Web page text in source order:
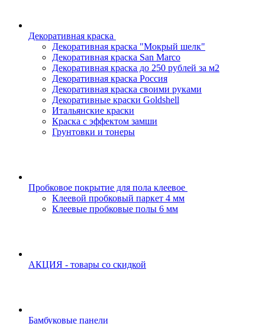
Декоративная краска
Декоративная краска "Мокрый шелк"
Декоративная краска San Marco
Декоративная краска до 250 рублей за м2
Декоративная краска Россия
Декоративная краска своими руками
Декоративные краски Goldshell
Итальянские краски
Краска с эффектом замши
Грунтовки и тонеры
Пробковое покрытие для пола клеевое
Клеевой пробковый паркет 4 мм
Клеевые пробковые полы 6 мм
АКЦИЯ - товары со скидкой
Бамбуковые панели